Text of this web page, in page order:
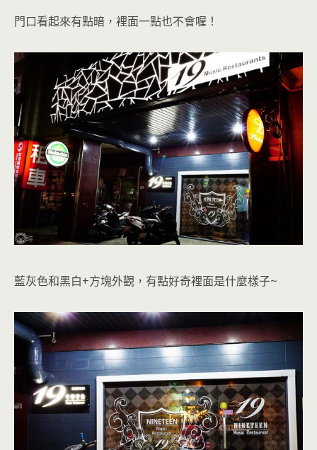
門口看起來有點暗，裡面一點也不會喔！
藍灰色和黑白+方塊外觀，有點好奇裡面是什麼樣子~